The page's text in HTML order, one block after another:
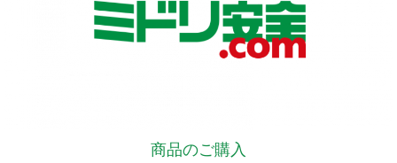
商品のご購入